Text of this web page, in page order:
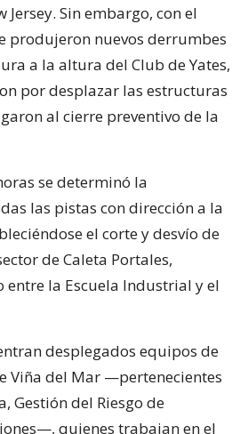
Sin embargo, con el
produjeron nuevos derrumbes
a la altura del Club de Yates,
por desplazar las estructuras
al cierre preventivo de la
se determinó la
las pistas con dirección a la
el corte y desvío de
de Caleta Portales,
la Escuela Industrial y el
desplegados equipos de
Viña del Mar —pertenecientes
Gestión del Riesgo de
quienes trabajan en el